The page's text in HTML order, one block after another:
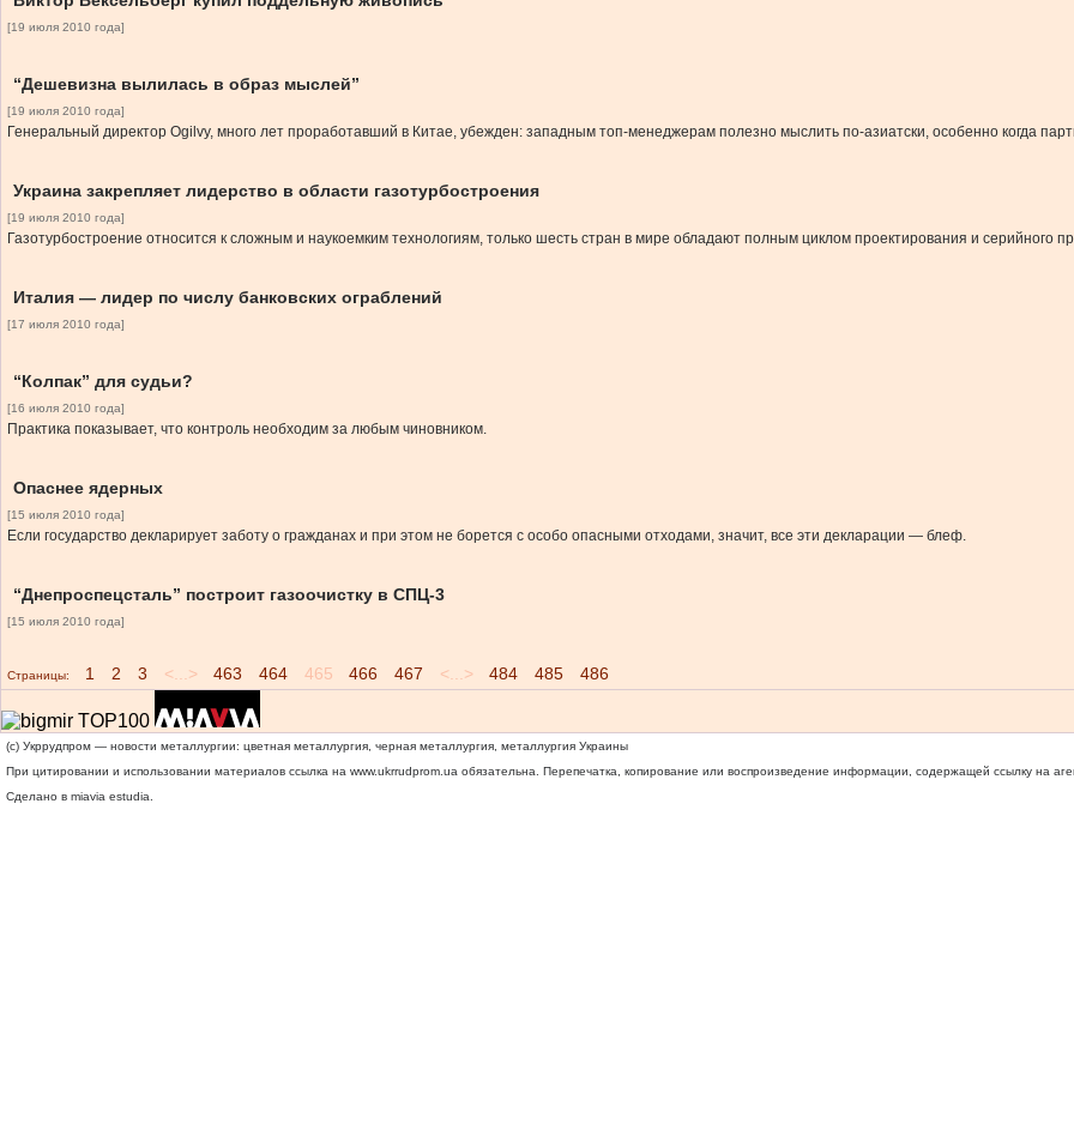
[19 июля 2010 года]
“Дешевизна вылилась в образ мыслей”
[19 июля 2010 года]
Генеральный директор Ogilvy, много лет проработавший в Китае, убежден: западным топ-менеджерам полезно мыслить по-азиатски, особенно когда
Украина закрепляет лидерство в области газотурбостроения
[19 июля 2010 года]
Газотурбостроение относится к сложным и наукоемким технологиям, только шесть стран в мире обладают полным циклом проектирования и серийного
Италия — лидер по числу банковских ограблений
[17 июля 2010 года]
“Колпак” для судьи?
[16 июля 2010 года]
Практика показывает, что контроль необходим за любым чиновником.
Опаснее ядерных
[15 июля 2010 года]
Если государство декларирует заботу о гражданах и при этом не борется с особо опасными отходами, значит, все эти декларации — блеф.
“Днепроспецсталь” построит газоочистку в СПЦ-3
[15 июля 2010 года]
Страницы: 1 2 3 <...> 463 464 465 466 467 <...> 484 485 486
(c) Укррудпром — новости металлургии: цветная металлургия, черная металлургия, металлургия Украины
При цитировании и использовании материалов ссылка на www.ukrrudprom.ua обязательна. Перепечатка, копирование или воспроизведение информации, содержащей ссылку на
Сделано в miavia estudia.